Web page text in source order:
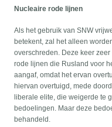
Nucleaire rode lijnen
Als het gebruik van SNW
betekent, zal het alleen
overschreden. Deze keer
rode lijnen die Rusland voor
aangaf, omdat het ervan
hiervan overtuigd, mede
liberale elite, die weigerde te
bedoelingen. Maar deze
behandeld.